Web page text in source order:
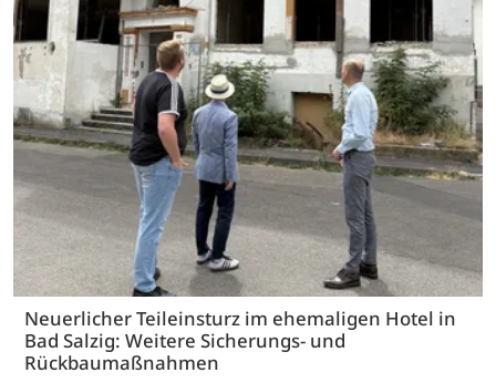
Neuerlicher Teileinsturz im ehemaligen Hotel in
Bad Salzig: Weitere Sicherungs- und
Rückbaumaßnahmen